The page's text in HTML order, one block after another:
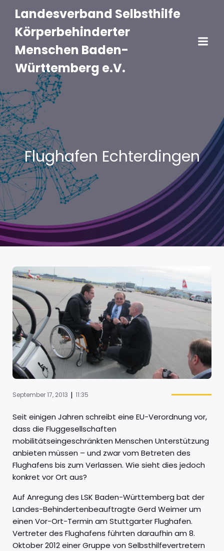
Landesverband Selbsthilfe
Körperbehinderter
Menschen Baden-
Württemberg e.V.
Flughafen Echterdingen
September 17, 2013 | 11:35
Seit einigen Jahren schreibt eine EU-Verordnung vor,
dass die Fluggesellschaften
mobilitätseingeschränkten Menschen Unterstützung
anbieten müssen – und zwar vom Betreten des
Flughafens bis zum Verlassen. Wie sieht dies jedoch
konkret vor Ort aus?
Auf Anregung des LSK Baden-Württemberg bat der
Landes-Behindertenbeauftragte Gerd Weimer um
einen Vor-Ort-Termin am Stuttgarter Flughafen.
Vertreter des Flughafens führten daraufhin am 8.
Oktober 2012 einer Gruppe von Selbsthilfevertretern